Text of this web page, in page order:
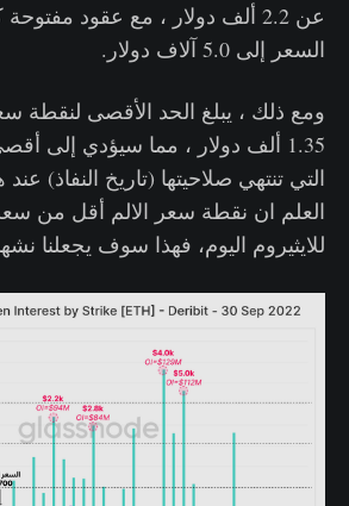
عن 2.2 ألف دولار ، مع عقود
السعر إلى 5.0 آلاف دولار.
ومع ذلك ، يبلغ الحد الأقصى لنقطة
1.35 ألف دولار ، مما سيؤدي إلى
التي تنتهي صلاحيتها (تاريخ النفاذ)
العلم ان نقطة سعر الالم أقل من
للايثيروم اليوم، فهذا سوف يجعلنا